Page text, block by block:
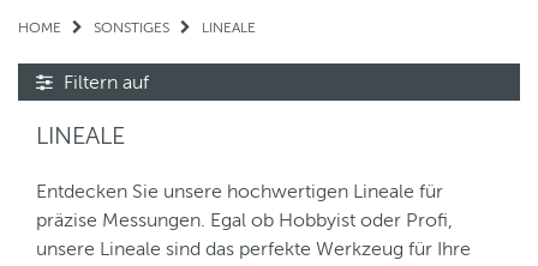
HOME SONSTIGES LINEALE
Filtern auf
LINEALE
Entdecken Sie unsere hochwertigen Lineale für
präzise Messungen. Egal ob Hobbyist oder Profi,
unsere Lineale sind das perfekte Werkzeug für Ihre